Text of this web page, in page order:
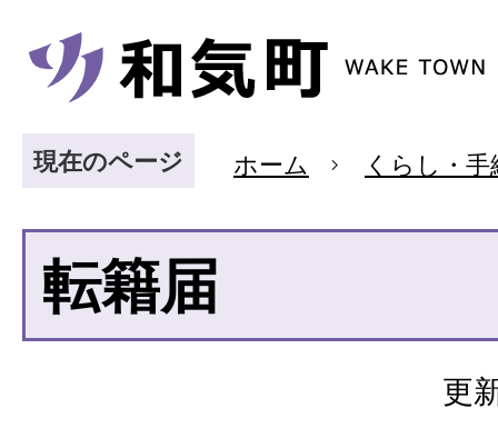
現在のページ ホーム くらし・手
転籍届
更